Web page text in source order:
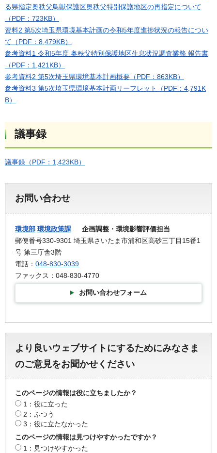
る県指定奥秩父鳥獣保護区奥秩父特別保護地区の再指定について
（PDF：723KB）
資料2 第5次埼玉県環境基本計画の令和5年度進捗状況の報告につい
て（PDF：8,479KB）
参考資料1 令和5年度 奥秩父特別保護地区生息状況調査業務 報告書
（PDF：1,421KB）
参考資料2 第5次埼玉県環境基本計画概要（PDF：863KB）
参考資料3 第5次埼玉県環境基本計画リーフレット（PDF：4,791K
B）
議事録
議事録（PDF：1,423KB）
お問い合わせ
環境部 環境政策課 企画調整・環境影響評価担当
郵便番号330-9301 埼玉県さいたま市浦和区高砂三丁目15番1
号 第三庁舎3階
電話： 048-830-3039
ファックス：048-830-4770
お問い合わせフォーム
より良いウェブサイトにするためにみなさま
のご意見をお聞かせください
このページの情報は役に立ちましたか？
1：役に立った
2：ふつう
3：役に立たなかった
このページの情報は見つけやすかったですか？
1：見つけやすかった